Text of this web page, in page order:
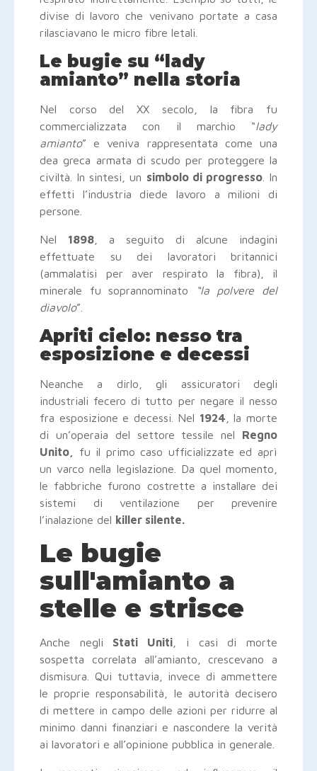
divise di lavoro che venivano portate a casa
rilasciavano le micro fibre letali.
Le bugie su “lady
amianto” nella storia
Nel corso del XX secolo, la fibra fu
commercializzata con il marchio “lady
amianto” e veniva rappresentata come una
dea greca armata di scudo per proteggere la
civiltà. In sintesi, un simbolo di progresso. In
effetti l’industria diede lavoro a milioni di
persone.
Nel 1898 , a seguito di alcune indagini
effettuate su dei lavoratori britannici
(ammalatisi per aver respirato la fibra), il
minerale fu soprannominato
“la polvere del
diavolo”.
Apriti cielo: nesso tra
esposizione e decessi
Neanche a dirlo, gli assicuratori degli
industriali fecero di tutto per negare il nesso
fra esposizione e decessi. Nel 1924 , la morte
di un’operaia del settore tessile nel Regno
Unito,
fu il primo caso ufficializzate ed aprì
un varco nella legislazione. Da quel momento,
le fabbriche furono costrette a installare dei
sistemi di ventilazione per prevenire
l’inalazione del killer silente.
Le bugie
sull'amianto a
stelle e strisce
Anche negli Stati Uniti , i casi di morte
sospetta correlata all’amianto, crescevano a
dismisura. Qui tuttavia, invece di ammettere
le proprie responsabilità, le autorità decisero
di mettere in campo delle azioni per ridurre al
minimo danni finanziari e nascondere la verità
ai lavoratori e all’opinione pubblica in generale.